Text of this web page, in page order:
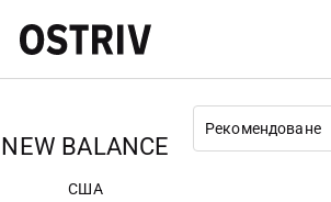
NEW BALANCE
США
Рекомендоване